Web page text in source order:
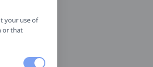
your use of
or that